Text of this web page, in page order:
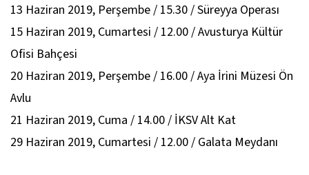
13 Haziran 2019, Perşembe / 15.30 / Süreyya Operası
15 Haziran 2019, Cumartesi / 12.00 / Avusturya Kültür
Ofisi Bahçesi
20 Haziran 2019, Perşembe / 16.00 / Aya İrini Müzesi Ön
Avlu
21 Haziran 2019, Cuma / 14.00 / İKSV Alt Kat
29 Haziran 2019, Cumartesi / 12.00 / Galata Meydanı